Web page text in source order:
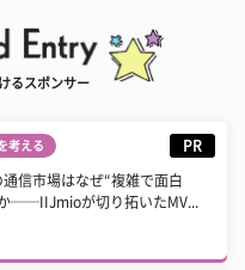
るスポンサー
考える PR
通信市場はなぜ“複雑で面白
──IIJmioが切り拓いたMV...